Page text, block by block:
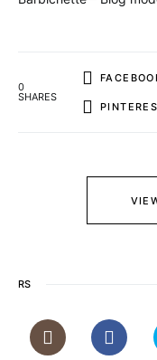
0
SHARES
RS